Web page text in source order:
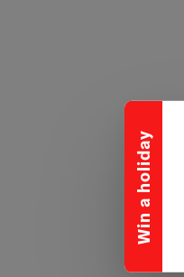
Win a holiday
Collapse banner